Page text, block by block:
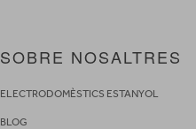
SOBRE NOSALTRES
ELECTRODOMÈSTICS ESTANYOL
BLOG